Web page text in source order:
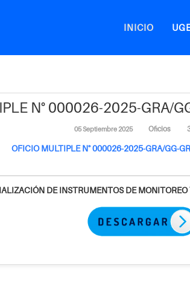
INICIO
N° 000026-2025-GRA/
05 Septiembre 2025 Oficios
DE INSTRUMENTOS DE